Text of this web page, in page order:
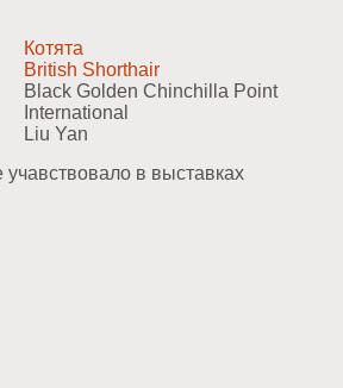
Котята
British Shorthair
Black Golden Chinchilla Point
International
Liu Yan
в выставках